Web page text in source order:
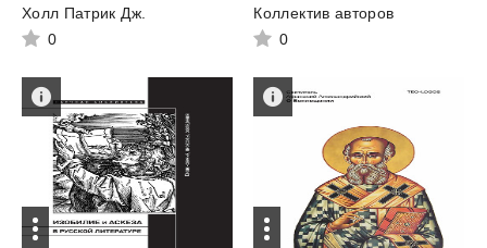
Холл Патрик Дж.
0
Коллектив авторов
0